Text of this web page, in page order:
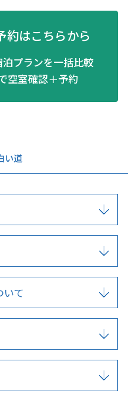
い道
約はこちらから
プランを一括比較
空室確認＋予約
いて